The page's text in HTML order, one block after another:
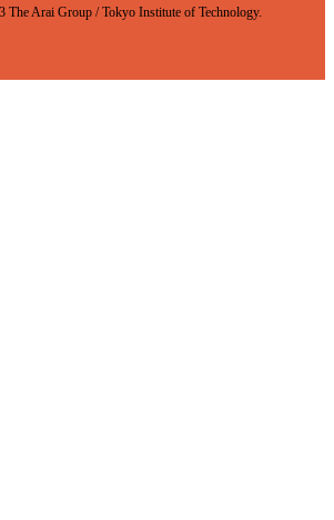
The Arai Group / Tokyo Institute of Technology.